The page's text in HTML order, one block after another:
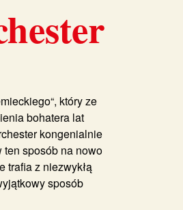
który ze
bohatera lat
kongenialnie
ten sposób na nowo
trafia z niezwykłą
sposób